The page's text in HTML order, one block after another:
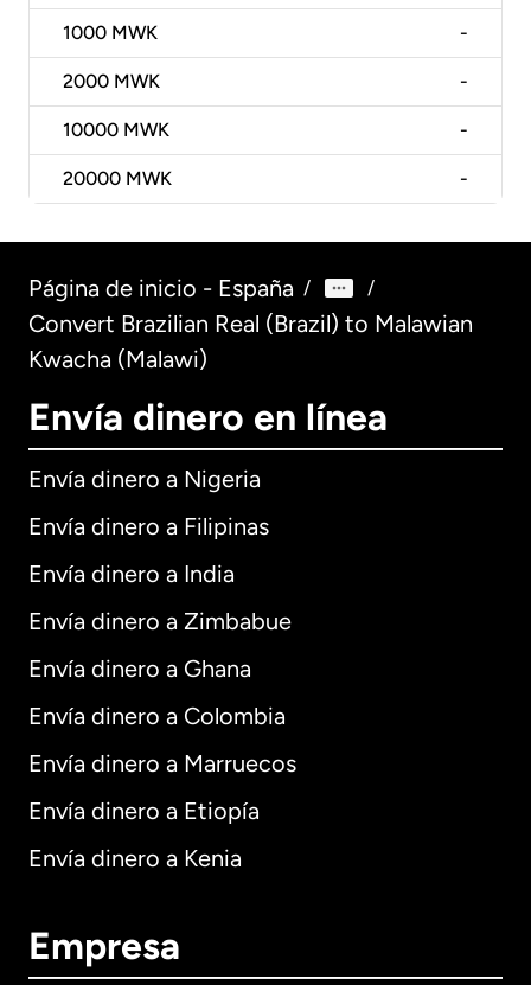
1000 MWK -
2000 MWK -
10000 MWK -
20000 MWK -
Página de inicio - España / /
Convert Brazilian Real (Brazil) to Malawian
Kwacha (Malawi)
Envía dinero en línea
Envía dinero a Nigeria
Envía dinero a Filipinas
Envía dinero a India
Envía dinero a Zimbabue
Envía dinero a Ghana
Envía dinero a Colombia
Envía dinero a Marruecos
Envía dinero a Etiopía
Envía dinero a Kenia
Empresa